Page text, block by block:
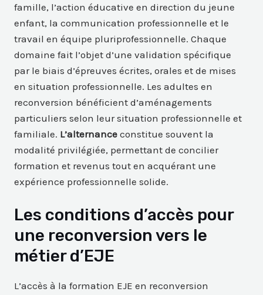
famille, l’action éducative en direction du jeune
enfant, la communication professionnelle et le
travail en équipe pluriprofessionnelle. Chaque
domaine fait l’objet d’une validation spécifique
par le biais d’épreuves écrites, orales et de mises
en situation professionnelle. Les adultes en
reconversion bénéficient d’aménagements
particuliers selon leur situation professionnelle et
familiale. L’alternance constitue souvent la
modalité privilégiée, permettant de concilier
formation et revenus tout en acquérant une
expérience professionnelle solide.
Les conditions d’accès pour
une reconversion vers le
métier d’EJE
L’accès à la formation EJE en reconversion